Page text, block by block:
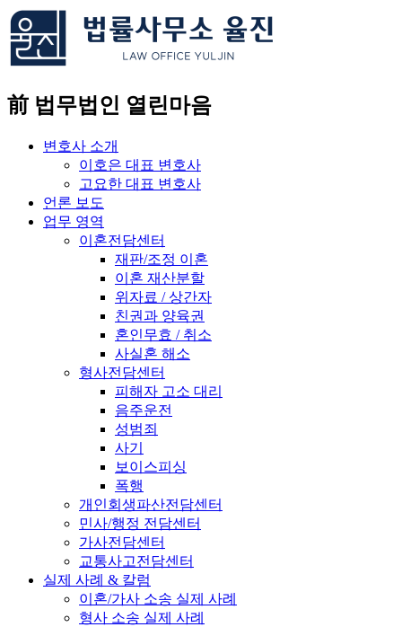
콘
텐
츠
로
건
너
前 법무법인 열린마음
변호사 소개
이호은 대표 변호사
고요한 대표 변호사
언론 보도
업무 영역
이혼전담센터
재판/조정 이혼
이혼 재산분할
위자료 / 상간자
친권과 양육권
혼인무효 / 취소
사실혼 해소
형사전담센터
피해자 고소 대리
음주운전
성범죄
사기
보이스피싱
폭행
개인회생파산전담센터
민사/행정 전담센터
가사전담센터
교통사고전담센터
실제 사례 & 칼럼
이혼/가사 소송 실제 사례
형사 소송 실제 사례